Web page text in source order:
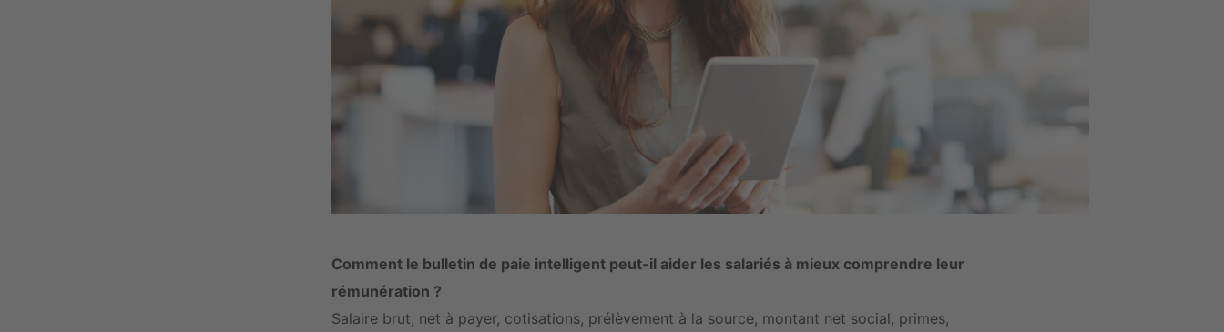
Comment le bulletin de paie intelligent peut-il aider les salariés à mieux comprendre leur
rémunération ?
Salaire brut, net à payer, cotisations, prélèvement à la source, montant net social, primes,